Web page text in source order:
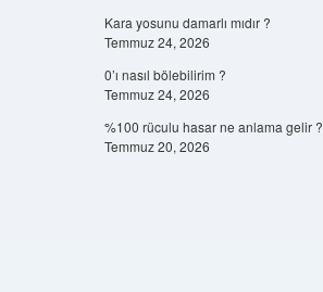
Kara yosunu damarlı mıdır ?
Temmuz 24, 2026
0’ı nasıl bölebilirim ?
Temmuz 24, 2026
%100 rüculu hasar ne anlama gelir ?
Temmuz 20, 2026